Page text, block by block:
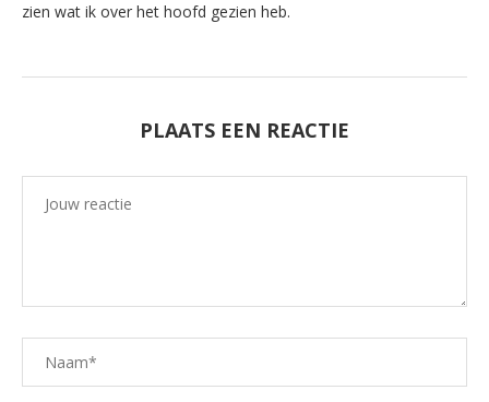
zien wat ik over het hoofd gezien heb.
PLAATS EEN REACTIE